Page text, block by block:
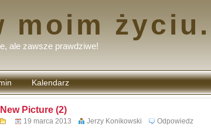
moim życiu.
ale zawsze prawdziwe!
Kalendarz
New Picture (2)
19 marca 2013 Jerzy Konikowski Odpowiedz